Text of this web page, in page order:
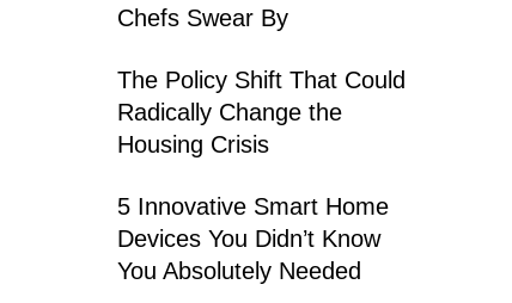
Chefs Swear By
The Policy Shift That Could
Radically Change the
Housing Crisis
5 Innovative Smart Home
Devices You Didn’t Know
You Absolutely Needed